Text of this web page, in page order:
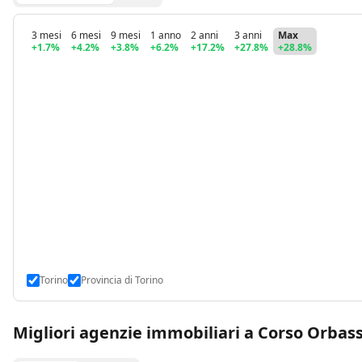
3 mesi
+1.7%
6 mesi
+4.2%
9 mesi
+3.8%
1 anno
+6.2%
2 anni
+17.2%
3 anni
+27.8%
Max
+28.8%
Torino Provincia di Torino
Migliori agenzie immobiliari a Corso